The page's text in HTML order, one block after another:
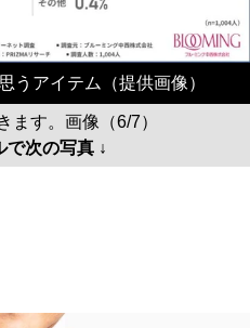
うアイテム（提供画像）
ます。画像（6/7）
で次の写真 ↓